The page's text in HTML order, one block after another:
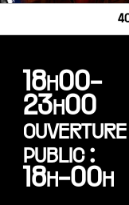
18h00-
23h00
ouverture
public :
18h-00h